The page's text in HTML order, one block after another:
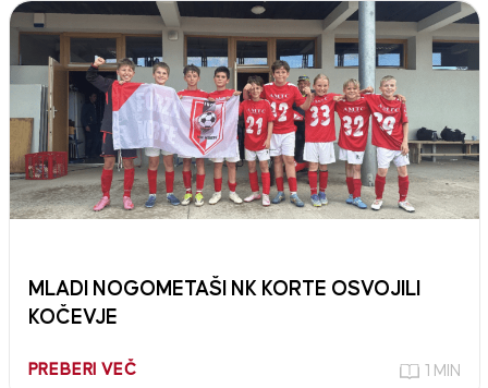
MLADI NOGOMETAŠI NK KORTE OSVOJILI
KOČEVJE
PREBERI VEČ 1 MIN